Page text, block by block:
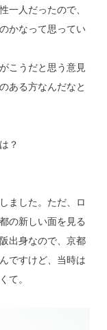
一人だったので、
かなって思ってい
こうだと思う意見
ある方なんだなと
？
ました。ただ、ロ
の新しい面を見る
出身なので、京都
ですけど、当時は
て。